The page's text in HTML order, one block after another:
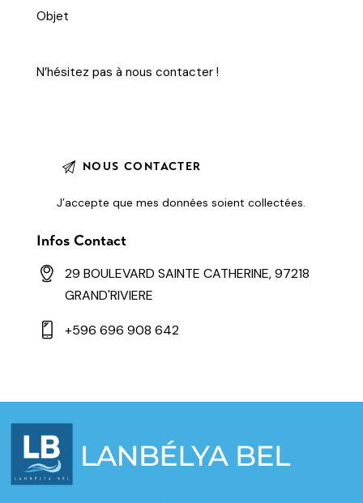
J’accepte que mes données soientcollectées.
Infos Contact
29 BOULEVARD SAINTE CATHERINE, 97218
GRAND'RIVIERE
+596 696 908 642